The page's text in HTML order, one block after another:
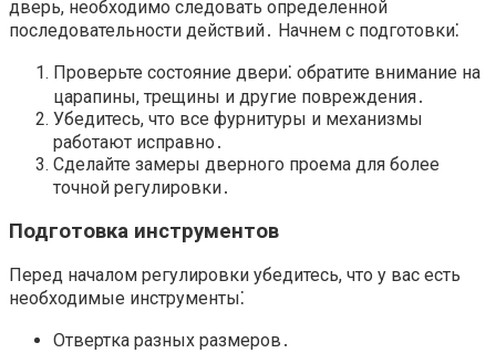
дверь, необходимо следовать определенной
последовательности действий․ Начнем с подготовки⁚
Проверьте состояние двери⁚ обратите внимание на
царапины, трещины и другие повреждения․
Убедитесь, что все фурнитуры и механизмы
работают исправно․
Сделайте замеры дверного проема для более
точной регулировки․
Подготовка инструментов
Перед началом регулировки убедитесь, что у вас есть
необходимые инструменты⁚
Отвертка разных размеров․